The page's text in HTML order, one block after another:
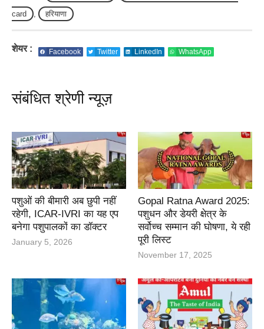
card हरियाणा
शेयर : Facebook Twitter LinkedIn WhatsApp
संबंधित श्रेणी न्यूज़
पशुओं की बीमारी अब छुपी नहीं
रहेगी, ICAR-IVRI का यह एप
बनेगा पशुपालकों का डॉक्टर
January 5, 2026
Gopal Ratna Award 2025:
पशुधन और डेयरी क्षेत्र के
सर्वोच्च सम्मान की घोषणा, ये रही
पूरी लिस्ट
November 17, 2025